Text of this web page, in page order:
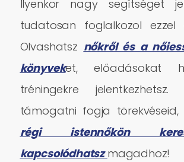
Ilyenkor nagy segítséget
tudatosan foglalkozol
Olvashatsz nőkről és a
könyveket, előadásokat
tréningekre
támogatni fogja
régi istennőkön
kapcsolódhatsz magadhoz!